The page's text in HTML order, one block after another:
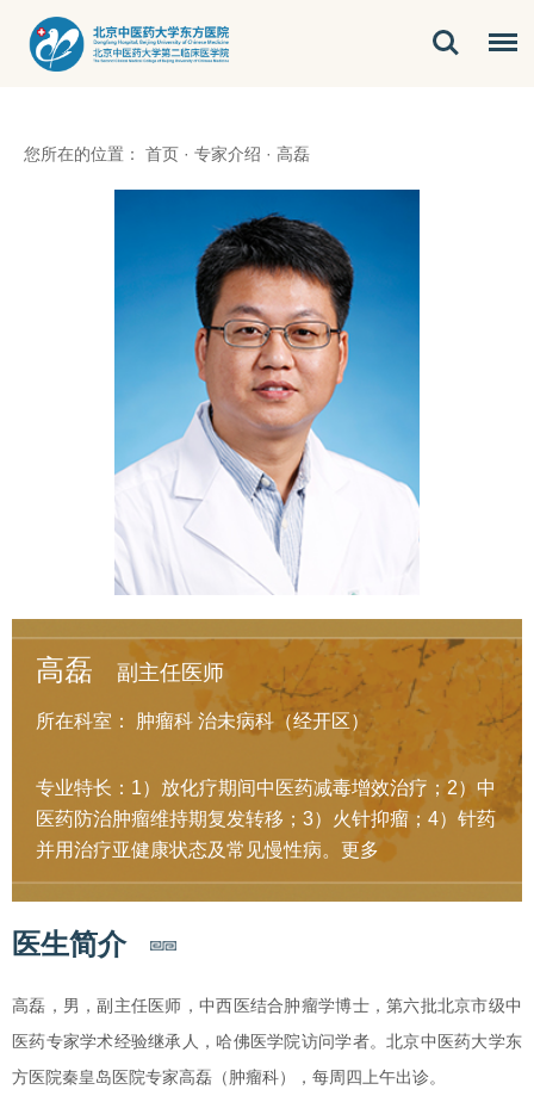
您所在的位置： 首页 · 专家介绍 · 高磊
高磊 副主任医师
所在科室： 肿瘤科 治未病科（经开区）
专业特长：1）放化疗期间中医药减毒增效治疗；2）中
医药防治肿瘤维持期复发转移；3）火针抑瘤；4）针药
并用治疗亚健康状态及常见慢性病。 更多
医生简介
高磊，男，副主任医师，中西医结合肿瘤学博士，第六批北京市级中
医药专家学术经验继承人，哈佛医学院访问学者。北京中医药大学东
方医院秦皇岛医院专家高磊（肿瘤科），每周四上午出诊。